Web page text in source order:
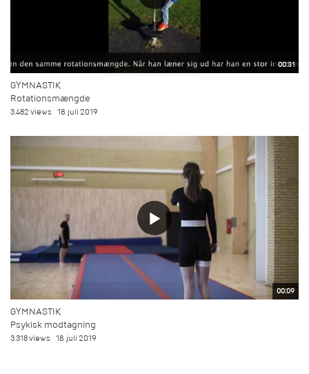
00:31
GYMNASTIK
Rotationsmængde
3.482 views 18. juli 2019
00:09
GYMNASTIK
Psykisk modtagning
3.318 views 18. juli 2019